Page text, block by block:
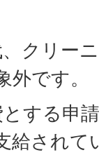
クリー
です。
する申
給されて